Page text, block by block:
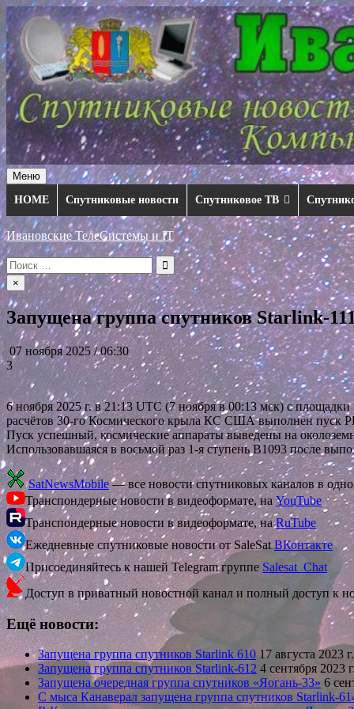
Перейти
к
содержимому
Меню
HOME
Спутниковые новости Спутниковое ТВ
Ивановские ТелеСистемы и IT
Искать:
×
Запущена группа спутников Starlink-
07 ноября 2025 / 06:30
3
6 ноября 2025 г. в 21:13 UTC (7 ноября в 00:13 мск) с
расчётов 30-го Космического крыла КС США выполнен пуск
Пуск успешный, космические аппараты выведены на
Использовавшаяся в восьмой раз 1-я ступень В1093 после
SatNewsMobile— все новости спутниковых каналов в
Транспондерные новости в видеоформате, наYouTube
Транспондерные новости в видеоформате, наRuTube
Ежедневные спутниковые новости от SaleSatВКонтакте
Присоединяйтесь к нашей Telegram группе Salesat_Chat
Доступ в приватный новостной канал и полный доступ к
Ещё новости:
Запущена группа спутников Starlink 61017 августа 2023
Запущена группа спутников Starlink-612 4 сентября 2023
Запущена очередная группа спутников «Яогань-33» 6
С мыса Канаверал запущена группа спутников Starlink-